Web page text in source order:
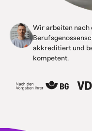
Wir arbeiten nach
akkreditiert und
kompetent.